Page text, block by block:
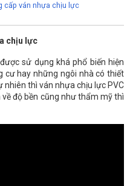
cấp ván nhựa chịu lực
chịu lực
sử dụng khá phổ biến hiện
cư hay những ngôi nhà có thiết
nhiên thì ván nhựa chịu lực PVC
độ bền cũng như thẩm mỹ thì